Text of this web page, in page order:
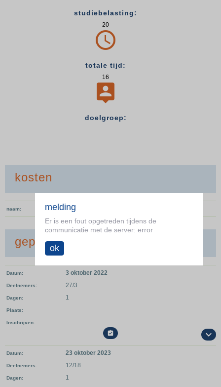
studiebelasting:
20

totale tijd:
16

doelgroep:
kosten
naam Er zijn geen verkoopregels bekend.
geplande data
Datum 3 oktober 2022
Deelnemers 27/3
Dagen 1
Plaats
Inschrijven

Datum 23 oktober 2023
Deelnemers 12/18
Dagen 1
melding
Er is een fout opgetreden tijdens de
communicatie met de server: error
ok